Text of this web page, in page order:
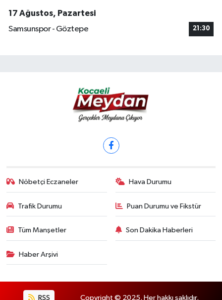
17 Ağustos, Pazartesi
Samsunspor - Göztepe
21:30
Nöbetçi Eczaneler Hava Durumu
Trafik Durumu Puan Durumu ve Fikstür
Tüm Manşetler Son Dakika Haberleri
Haber Arşivi
RSS Copyright © 2025. Her hakkı saklıdır.